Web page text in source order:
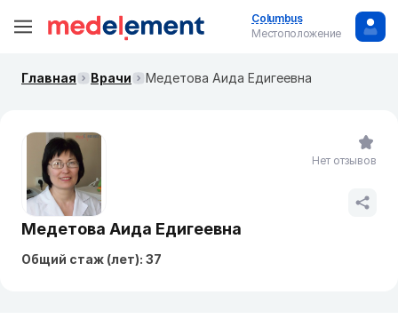
Columbus
Местоположение
Главная Врачи Медетова Аида Едигеевна
Медетова Аида Едигеевна
Общий стаж (лет): 37
Нет отзывов